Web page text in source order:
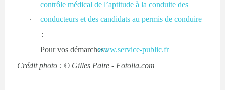
·
contrôle médical de l’aptitude à la conduite des
conducteurs et des candidats au permis de conduire
:
· Pour vos démarches :www.service-public.fr
Crédit photo : © Gilles Paire - Fotolia.com